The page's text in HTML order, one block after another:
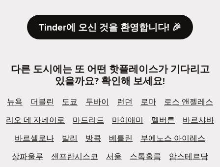
Tinder에 오신 것을 환영합니다! 🎉
다른 도시에는 또 어떤 핫플레이스가 기다리고
있을까요? 확인해 보세요!
뉴욕 더블린 도쿄 두바이 런던 로마
로스 앤젤레스
리오 데 자네이로
마드리드 마이애미 멜버른
바르샤바
바르셀로나
발리 방콕 베를린
부에노스 아이레스
상파울루
샌프란시스코 서울 스톡홀름
암스테르담